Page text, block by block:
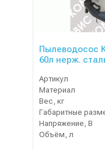
Пылеводосос
60л нерж.
Артикул
Материал
Вес, кг
Напряжение, В
Объём, л